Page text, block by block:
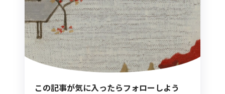
この記事が気に入ったらフォローしよう